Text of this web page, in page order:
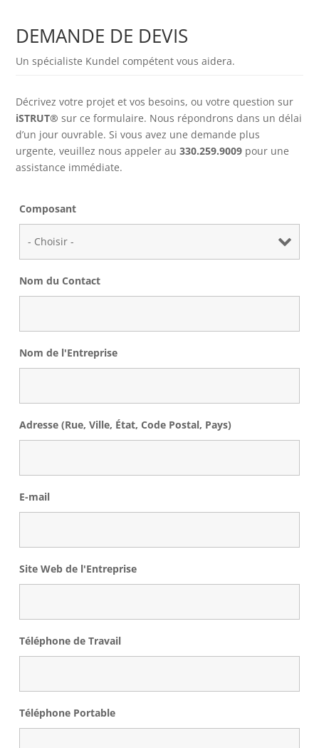
DEMANDE DE DEVIS
Un spécialiste Kundel compétent vous aidera.
Décrivez votre projet et vos besoins, ou votre question sur
iSTRUT® sur ce formulaire. Nous répondrons dans un délai
d’un jour ouvrable. Si vous avez une demande plus
urgente, veuillez nous appeler au330.259.9009 pour une
assistance immédiate.
Composant
Nom du Contact
Nom de l'Entreprise
Adresse (Rue, Ville, État, Code Postal, Pays)
E-mail
Site Web de l'Entreprise
Téléphone de Travail
Téléphone Portable